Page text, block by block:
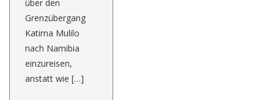
über den
Grenzübergang
Katima Mulilo
nach Namibia
einzureisen,
anstatt wie […]